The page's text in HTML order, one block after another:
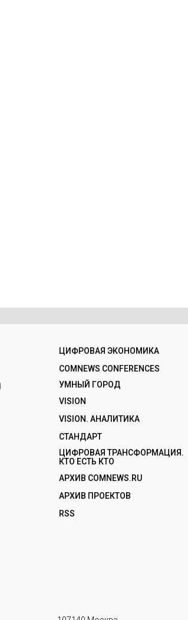
ЦИФРОВАЯ ЭКОНОМИКА
COMNEWS CONFERENCES
УМНЫЙ ГОРОД
VISION
VISION. АНАЛИТИКА
СТАНДАРТ
ЦИФРОВАЯ ТРАНСФОРМАЦИЯ.
КТО ЕСТЬ КТО
АРХИВ COMNEWS.RU
АРХИВ ПРОЕКТОВ
RSS